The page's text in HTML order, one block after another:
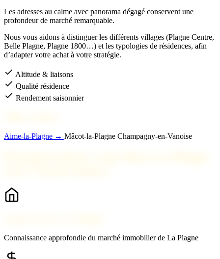
Les adresses au calme avec panorama dégagé conservent une
profondeur de marché remarquable.
Nous vous aidons à distinguer les différents villages (Plagne Centre,
Belle Plagne, Plagne 1800…) et les typologies de résidences, afin
d’adapter votre achat à votre stratégie.
Altitude & liaisons
Qualité résidence
Rendement saisonnier
Aime-la-Plagne → Mâcot-la-Plagne Champagny-en-Vanoise
Connaissance approfondie du marché immobilier de La Plagne